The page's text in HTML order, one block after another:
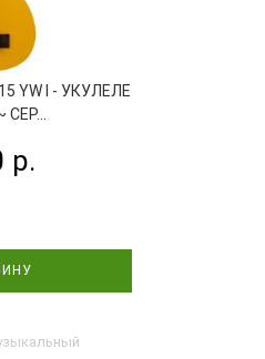
15 YW I - УКУЛЕЛЕ
р.